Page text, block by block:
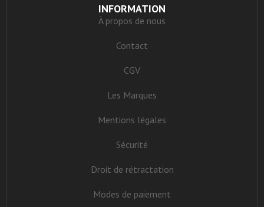
INFORMATION
À propos de nous
Contact
CGV
Les Marques
Mentions légales
Sécurité
Droit de rétractation
Modes de paiement